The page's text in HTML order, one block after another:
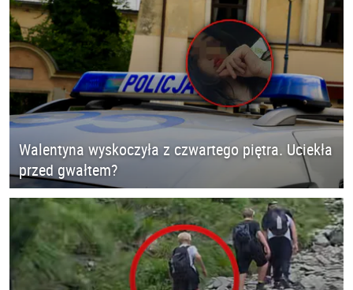
Walentyna wyskoczyła z czwartego piętra. Uciekła
przed gwałtem?